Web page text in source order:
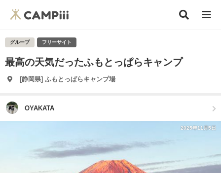
グループ フリーサイト
最高の天気だったふもとっぱらキャンプ
[静岡県] ふもとっぱらキャンプ場
OYAKATA
2025年11月5日